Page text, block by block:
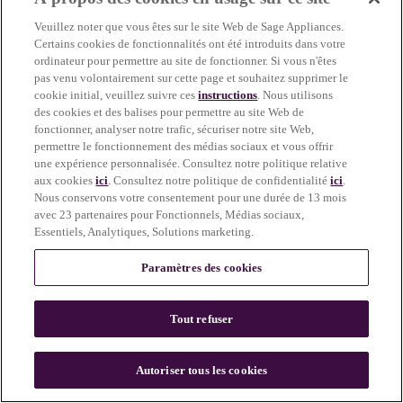
more information)
n
Veuillez noter que vous êtes sur le site Web de Sage Appliances.
Certains cookies de fonctionnalités ont été introduits dans votre
ordinateur pour permettre au site de fonctionner. Si vous n'êtes
pas venu volontairement sur cette page et souhaitez supprimer le
cookie initial, veuillez suivre cesinstructions. Nous utilisons
des cookies et des balises pour permettre au site Web de
fonctionner, analyser notre trafic, sécuriser notre site Web,
permettre le fonctionnement des médias sociaux et vous offrir
une expérience personnalisée. Consultez notre politique relative
aux cookiesici. Consultez notre politique de confidentialitéici.
Nous conservons votre consentement pour une durée de 13 mois
avec 23 partenaires pour Fonctionnels, Médias sociaux,
Essentiels, Analytiques, Solutions marketing.
Paramètres des cookies
Tout refuser
Autoriser tous les cookies